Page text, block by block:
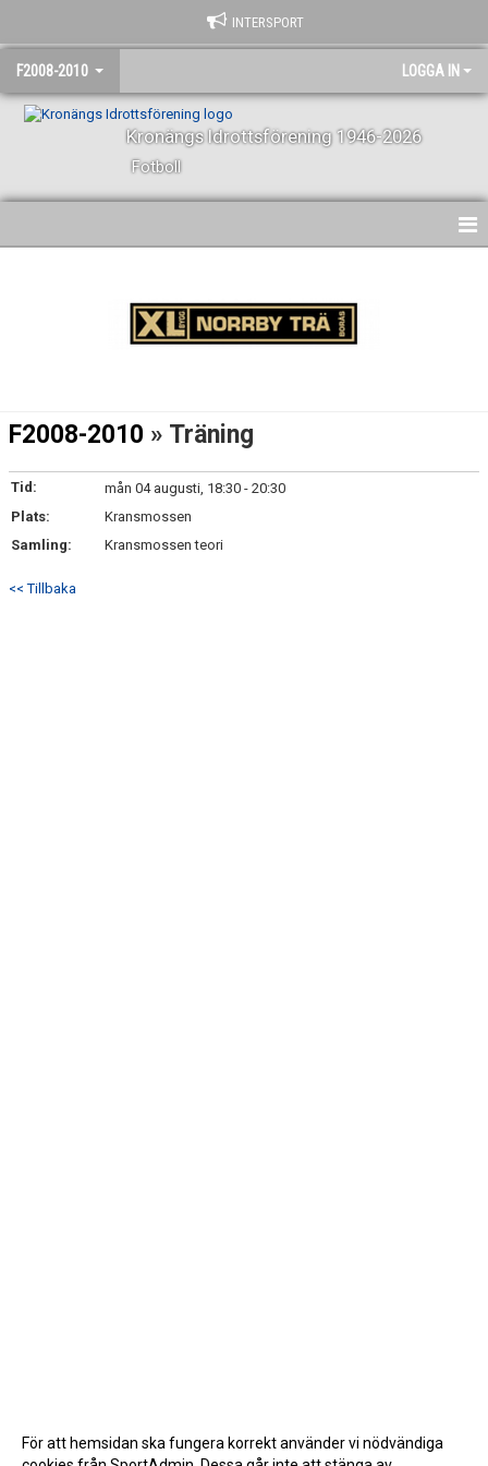
INTERSPORT
F2008-2010 LOGGA IN
Kronängs Idrottsförening 1946-2026
Fotboll
DOKUMENT
KONTAKT
F2008-2010 » Träning
Tid:
mån 04 augusti, 18:30 - 20:30
Plats:
Kransmossen
Samling:
Kransmossen teori
<< Tillbaka
För att hemsidan ska fungera korrekt använder vi nödvändiga